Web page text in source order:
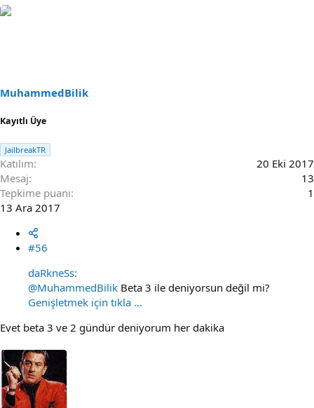
MuhammedBilik
Kayıtlı Üye
JailbreakTR
Katılım
20 Eki 2017
Mesaj
13
Tepkime puanı
1
13 Ara 2017
#56
daRkneSs:
@MuhammedBilik Beta 3 ile deniyorsun değil mi?
Genişletmek için tıkla ...
Evet beta 3 ve 2 gündür deniyorum her dakika